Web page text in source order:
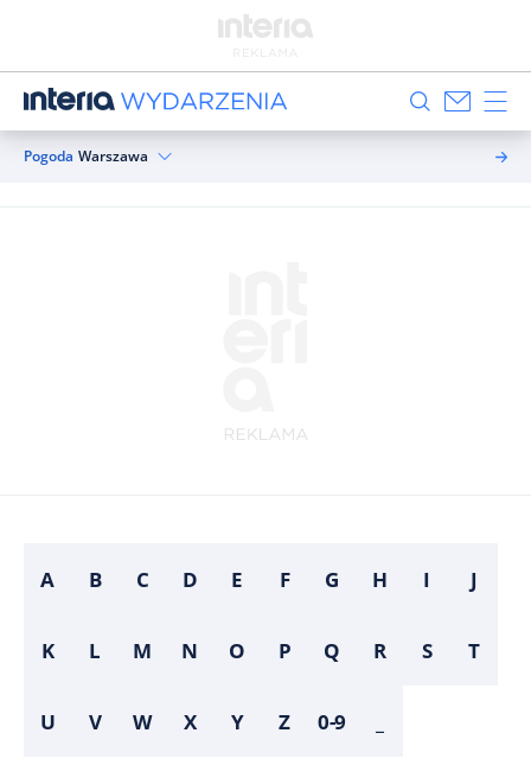
Pogoda Warszawa
A B C D E F G H I J
K L M N O P Q R S T
U V W X Y Z 0-9